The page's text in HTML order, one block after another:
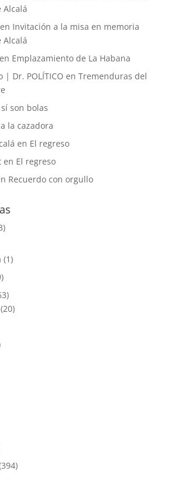
Alcalá
en Invitación a la misa en memoria
Alcalá
en Emplazamiento de La Habana
| Dr. POLÍTICO en Tremenduras del
sí son bolas
la cazadora
en El regreso
en El regreso
Recuerdo con orgullo
(1)
(20)